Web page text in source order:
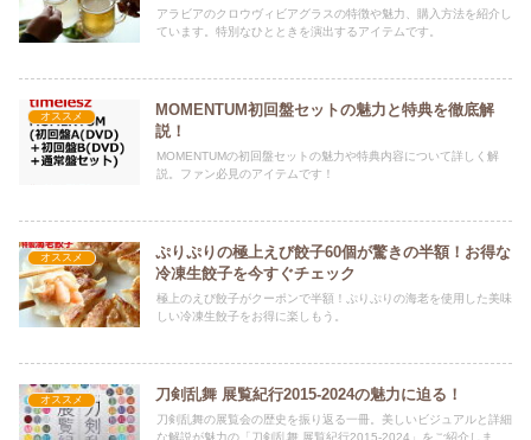
アラビアのクロウヴィビアグラスの特徴や魅力、購入方法を紹介し
ています。特別なひとときを演出するアイテムです。
オススメ
MOMENTUM初回盤セットの魅力と特典を徹底解
説！
MOMENTUMの初回盤セットの魅力や特典内容について詳しく解
説。ファン必見のアイテムです！
オススメ
ぷりぷりの極上えび餃子60個が驚きの半額！お得な
冷凍生餃子を今すぐチェック
極上のえび餃子がクーポンで半額！ぷりぷりの海老を使用した美味
しい冷凍生餃子をお得に楽しもう。
オススメ 刀剣乱舞 展覧紀行2015-2024の魅力に迫る！
刀剣乱舞の展覧会の歴史を振り返る一冊。美しいビジュアルと詳細
な解説が魅力の「刀剣乱舞 展覧紀行2015-2024」をご紹介しま